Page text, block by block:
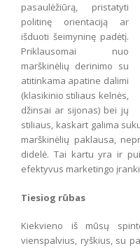
pasaulėžiūrą, pristatyti
politinę orientaciją ar
išduoti šeimyninę padėtį.
Priklausomai nuo
marškinėlių derinimo su
atitinkama apatine dalimi
(klasikinio stiliaus kelnės,
džinsai ar sijonas) bei jų
stiliaus, kaskart galima
marškinėlių paklausa,
didelė. Tai kartu yra ir
efektyvus marketingo
Tiesiog rūbas
Kiekvieno iš mūsų
vienspalvius, ryškius, su